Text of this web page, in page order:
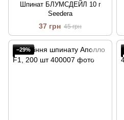
Шпинат БЛУМСДЕЙЛ 10 г
Seedera
37 грн 45 грн
−29%